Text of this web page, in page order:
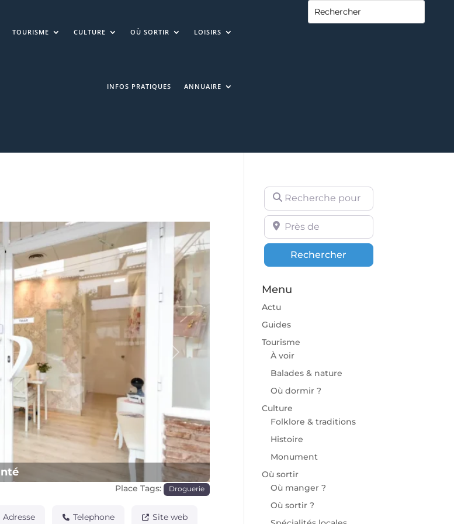
TOURISME CULTURE OÙ SORTIR LOISIRS
INFOS PRATIQUES ANNUAIRE
Prochaine
Place Tags: Droguerie
Adresse Telephone Site web
Recherche pour
Près de
Rechercher
Menu
Actu
Guides
Tourisme
À voir
Balades & nature
Où dormir ?
Culture
Folklore & traditions
Histoire
Monument
Où sortir
Où manger ?
Où sortir ?